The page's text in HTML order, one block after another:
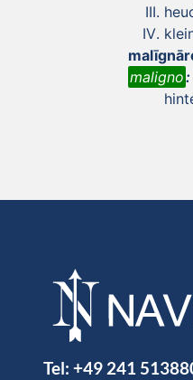
maligno:
Tel: +49 241